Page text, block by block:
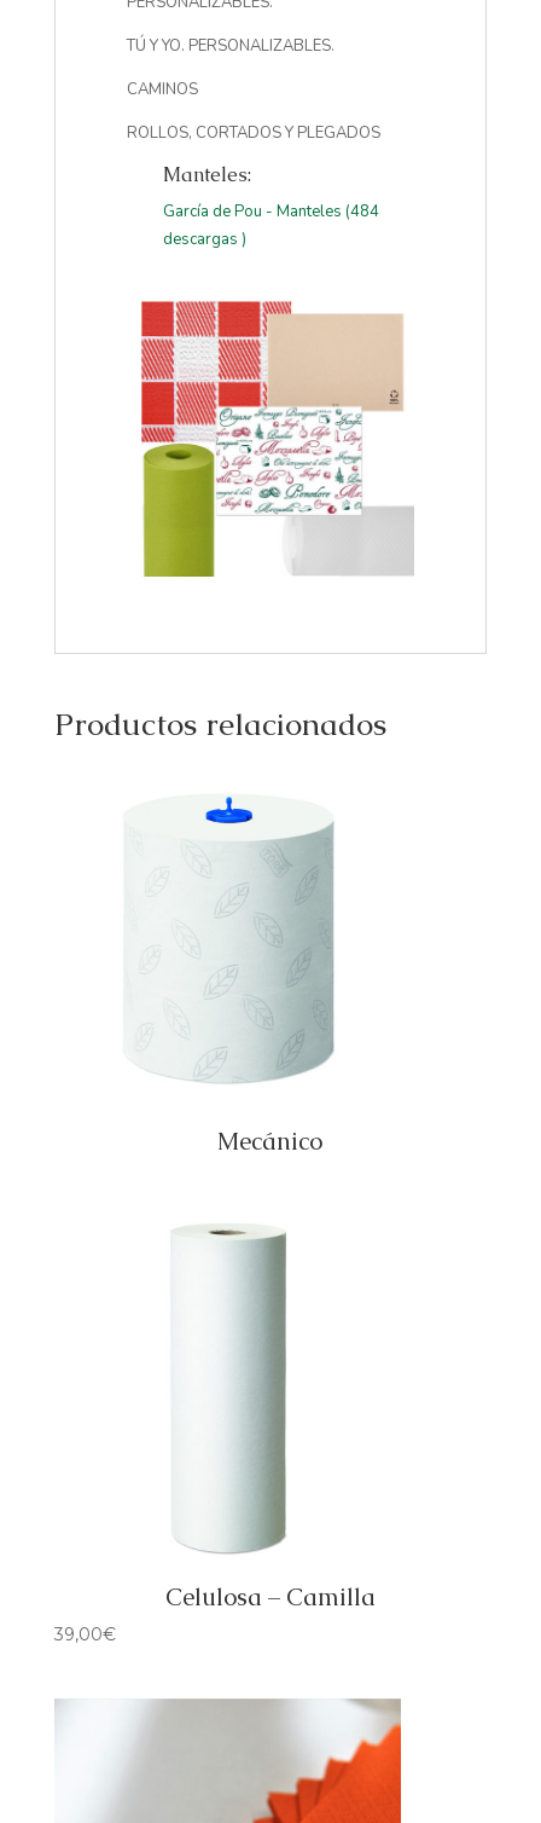
TÚ Y YO. PERSONALIZABLES.
CAMINOS
ROLLOS, CORTADOS Y PLEGADOS
Manteles:
García de Pou - Manteles (484
descargas )
Productos relacionados
Mecánico
Celulosa – Camilla
39,00€